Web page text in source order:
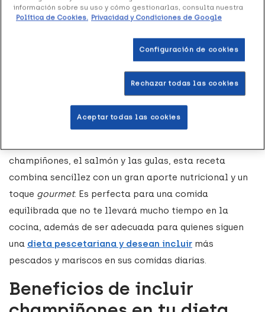
kcal/ración
champiñones rellenos de gulas y salmón al
los que buscan una receta fácil, rápida y cómoda de
champiñones, el salmón y las gulas, esta receta
combina sencillez con un gran aporte nutricional y un
toque gourmet. Es perfecta para una comida
equilibrada que no te llevará mucho tiempo en la
cocina, además de ser adecuada para quienes siguen
una dieta pescetariana y desean incluir más
pescados y mariscos en sus comidas diarias.
Beneficios de incluir
información sobre su uso y cómo gestionarlas, consulta nuestra
Política de Cookies. Privacidad y Condiciones de Google
Configuración de cookies
Rechazar todas las cookies
Aceptar todas las cookies